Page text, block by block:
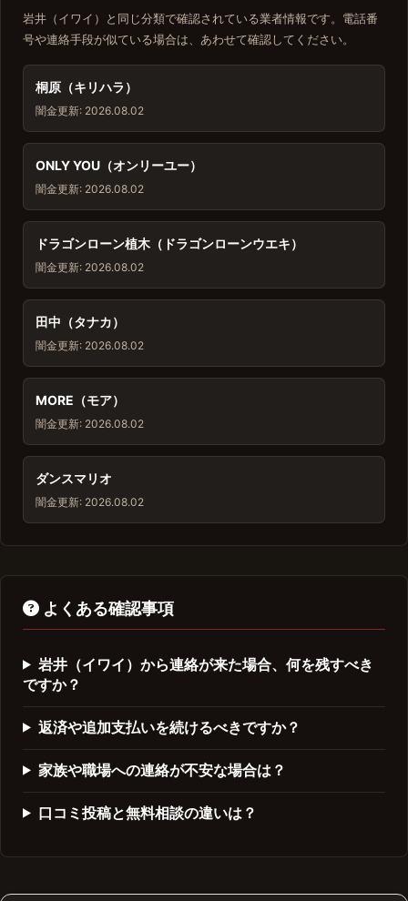
岩井（イワイ）と同じ分類で確認されている業者情報です。電話番
号や連絡手段が似ている場合は、あわせて確認してください。
桐原（キリハラ）
闇金更新: 2026.08.02
ONLY YOU（オンリーユー）
闇金更新: 2026.08.02
ドラゴンローン植木（ドラゴンローンウエキ）
闇金更新: 2026.08.02
田中（タナカ）
闇金更新: 2026.08.02
MORE（モア）
闇金更新: 2026.08.02
ダンスマリオ
闇金更新: 2026.08.02
よくある確認事項
岩井（イワイ）から連絡が来た場合、何を残すべき
ですか？
返済や追加支払いを続けるべきですか？
家族や職場への連絡が不安な場合は？
口コミ投稿と無料相談の違いは？